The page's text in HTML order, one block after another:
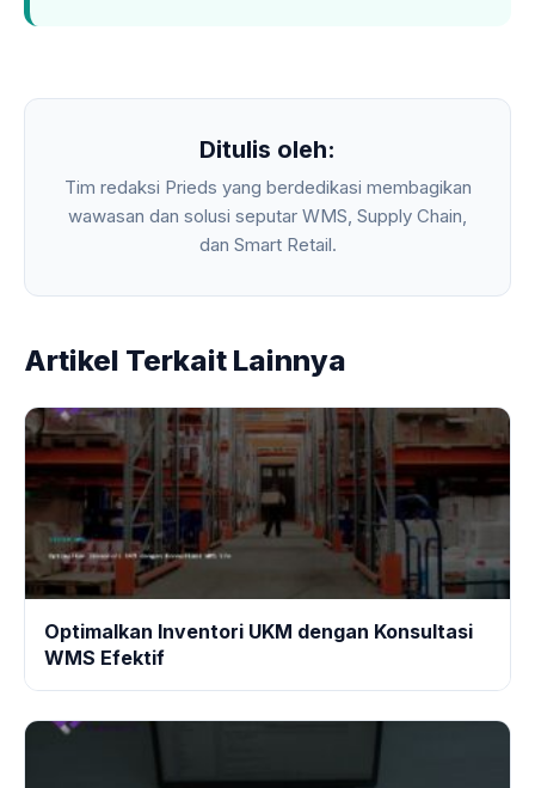
Ditulis oleh:
Tim redaksi Prieds yang berdedikasi membagikan
wawasan dan solusi seputar WMS, Supply Chain,
dan Smart Retail.
Artikel Terkait Lainnya
Optimalkan Inventori UKM dengan Konsultasi
WMS Efektif